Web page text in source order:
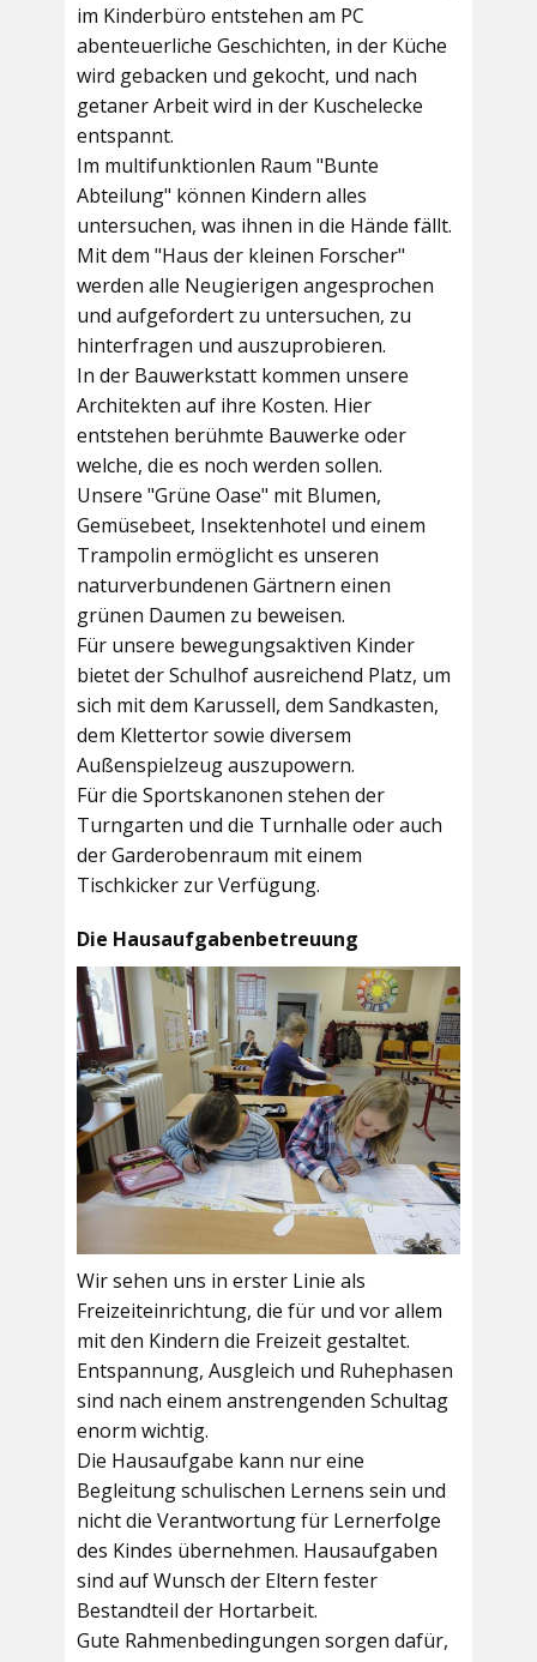
im Kinderbüro entstehen am PC
abenteuerliche Geschichten, in der Küche
wird gebacken und gekocht, und nach
getaner Arbeit wird in der Kuschelecke
entspannt.
Im multifunktionlen Raum "Bunte
Abteilung" können Kindern alles
untersuchen, was ihnen in die Hände fällt.
Mit dem "Haus der kleinen Forscher"
werden alle Neugierigen angesprochen
und aufgefordert zu untersuchen, zu
hinterfragen und auszuprobieren.
In der Bauwerkstatt kommen unsere
Architekten auf ihre Kosten. Hier
entstehen berühmte Bauwerke oder
welche, die es noch werden sollen.
Unsere "Grüne Oase" mit Blumen,
Gemüsebeet, Insektenhotel und einem
Trampolin ermöglicht es unseren
naturverbundenen Gärtnern einen
grünen Daumen zu beweisen.
Für unsere bewegungsaktiven Kinder
bietet derSchulhofausreichend Platz, um
sich mit dem Karussell, dem Sandkasten,
dem Klettertor sowie diversem
Außenspielzeug auszupowern.
Für die Sportskanonen stehen der
Turngarten und die Turnhalle oder auch
derGarderobenraum mit einem
Tischkicker zur Verfügung.
Die Hausaufgabenbetreuung
Wir sehen uns in erster Linie als
Freizeiteinrichtung, die für und vor allem
mit den Kindern die Freizeit gestaltet.
Entspannung, Ausgleich und Ruhephasen
sind nach einem anstrengenden Schultag
enorm wichtig.
Die Hausaufgabe kann nur eine
Begleitung schulischen Lernens sein und
nicht die Verantwortung für Lernerfolge
des Kindes übernehmen. Hausaufgaben
sind auf Wunsch der Eltern fester
Bestandteil der Hortarbeit.
Gute Rahmenbedingungen sorgen dafür,